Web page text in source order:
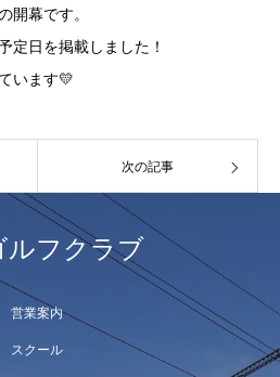
開幕です。
定日を掲載しました！
います💛
次の記事
ルフクラブ
営業案内
スクール